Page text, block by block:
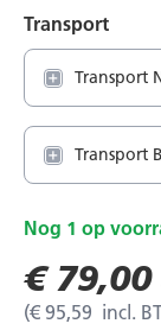
€ 95,59
€ 79,00
Nog 1 op
Transport
Transport
Transport
gallerij